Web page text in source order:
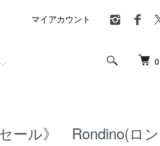
0
マイアカウント
セール》 Rondino(ロン